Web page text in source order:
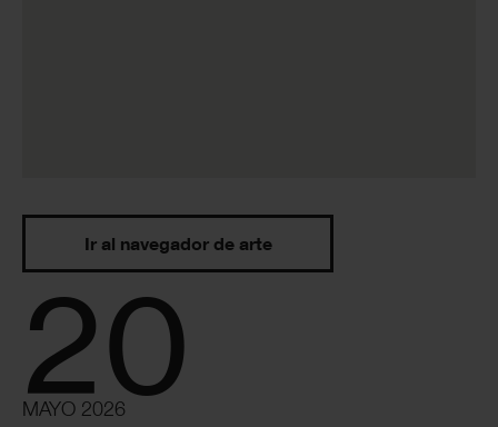
Ir al navegador de arte
20
MAYO 2026